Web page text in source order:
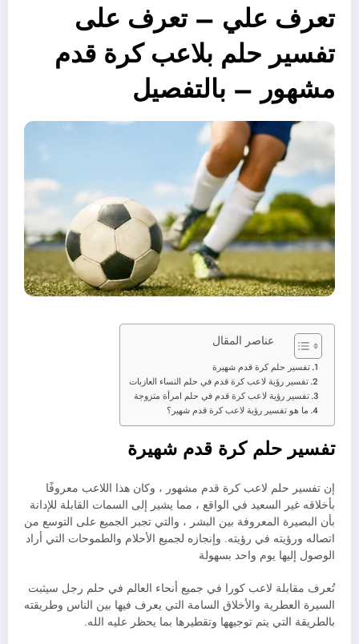
تعرف علي – تعرف على
تفسير حلم بلاعب كرة قدم
مشهور – بالتفصيل
عناصر المقال
تفسير حلم كرة قدم شهيرة
تفسير رؤية لاعب كرة قدم في حلم النساء العازبات
تفسير رؤية لاعب كرة قدم في حلم امرأة متزوجة
ما هو تفسير رؤية لاعب كرة قدم شهير؟
تفسير حلم كرة قدم شهيرة
إن تفسير حلم لاعب كرة قدم مشهور ، وكان هذا اللاعب معروفًا
بأخلاقه غير السعيد في الواقع ، مما يشير إلى السمات القابلة للإدانة
بأن البصيرة المعروفة بين البشر ، والتي تجبر الجميع على التوسع من
اتصاله ورؤيته في رؤيته. وإنجازه لجميع الأحلام والطموحات التي أراد
الوصول إليها يوم واحد بسهولة
تُعرف مقابلة لاعب كورا في جميع أنحاء العالم في حلم رجل سيثبت
السيرة العطرية والأخلاق السامة التي يعرف فيها بين الناس وطريقته
بالطريقة التي يتم توجيهها وتقطيرها بما يحظر عليه الله.